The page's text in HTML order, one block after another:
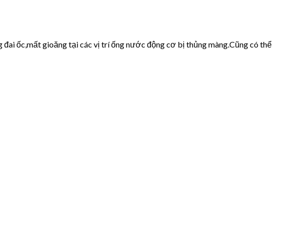
ốc,mất gioăng tại các vị trí ống nước động cơ bị thủng màng.Cũng có thể